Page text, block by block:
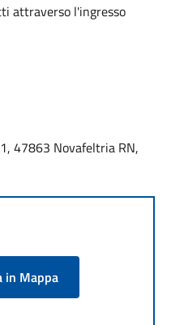
attraverso l'ingresso
47863 Novafeltria RN,
in Mappa